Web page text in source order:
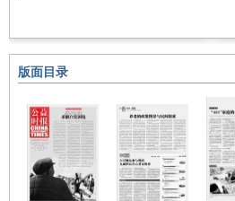
版面目录